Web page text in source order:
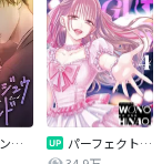
シンジュウエンド【タテヨミ】
パーフェクトグリッター